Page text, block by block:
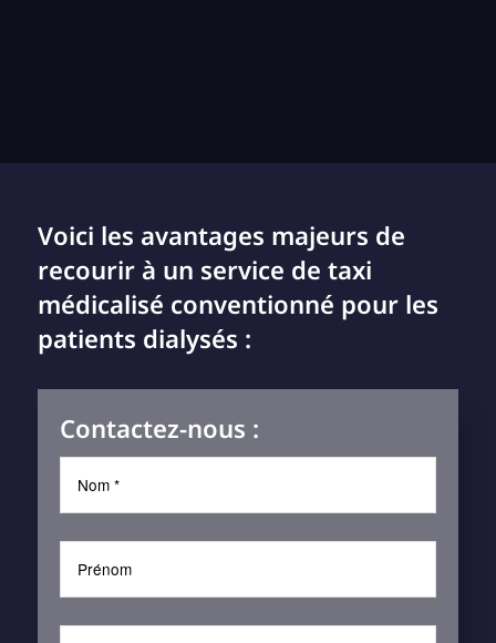
Voici les avantages majeurs de
recourir à un service de taxi
médicalisé conventionné pour les
patients dialysés :
Contactez-nous :